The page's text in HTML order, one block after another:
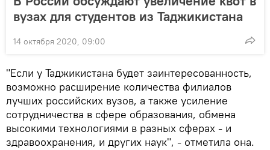
вузах для студентов из Таджикистана
14 октября 2020, 09:00
"Если у Таджикистана будет заинтересованность,
возможно расширение количества филиалов
лучших российских вузов, а также усиление
сотрудничества в сфере образования, обмена
высокими технологиями в разных сферах - и
здравоохранения, и других наук", - отметила она.